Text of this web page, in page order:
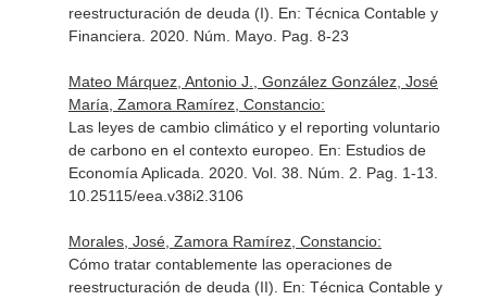
reestructuración de deuda (I). En: Técnica Contable y
Financiera . 2020. Núm. Mayo. Pag. 8-23
Mateo Márquez, Antonio J., González González, José
María, Zamora Ramírez, Constancio:
Las leyes de cambio climático y el reporting voluntario
de carbono en el contexto europeo. En: Estudios de
Economía Aplicada . 2020. Vol. 38. Núm. 2. Pag. 1-13.
10.25115/eea.v38i2.3106
Morales, José, Zamora Ramírez, Constancio:
Cómo tratar contablemente las operaciones de
reestructuración de deuda (II). En: Técnica Contable y